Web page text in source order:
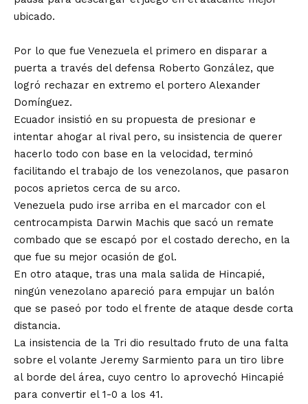
ubicado.
Por lo que fue Venezuela el primero en disparar a
puerta a través del defensa Roberto González, que
logró rechazar en extremo el portero Alexander
Domínguez.
Ecuador insistió en su propuesta de presionar e
intentar ahogar al rival pero, su insistencia de querer
hacerlo todo con base en la velocidad, terminó
facilitando el trabajo de los venezolanos, que pasaron
pocos aprietos cerca de su arco.
Venezuela pudo irse arriba en el marcador con el
centrocampista Darwin Machis que sacó un remate
combado que se escapó por el costado derecho, en la
que fue su mejor ocasión de gol.
En otro ataque, tras una mala salida de Hincapié,
ningún venezolano apareció para empujar un balón
que se paseó por todo el frente de ataque desde corta
distancia.
La insistencia de la Tri dio resultado fruto de una falta
sobre el volante Jeremy Sarmiento para un tiro libre
al borde del área, cuyo centro lo aprovechó Hincapié
para convertir el 1-0 a los 41.